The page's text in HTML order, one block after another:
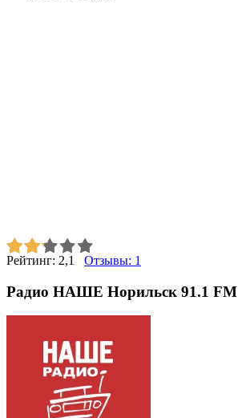
Рейтинг: 2,1 Отзывы: 1
Радио НАШЕ Норильск 91.1 FM